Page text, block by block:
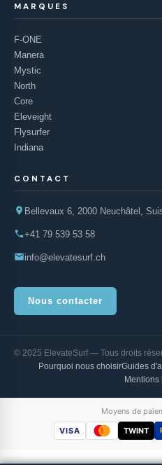
MARQUES
F-ONE
Manera
Mystic
North
Core
Eleveight
Flysurfer
Indiana
CONTACT
Bellevaux 6, 2000 Neuchâtel,
+41 79 539 53 58
info@elevatesurf.ch
Nous contacter
© 2025 ElevateSurf — Tous droits
Pourquoi nous choisirGuides
Mentions
Moyens de
VISA
TWINT